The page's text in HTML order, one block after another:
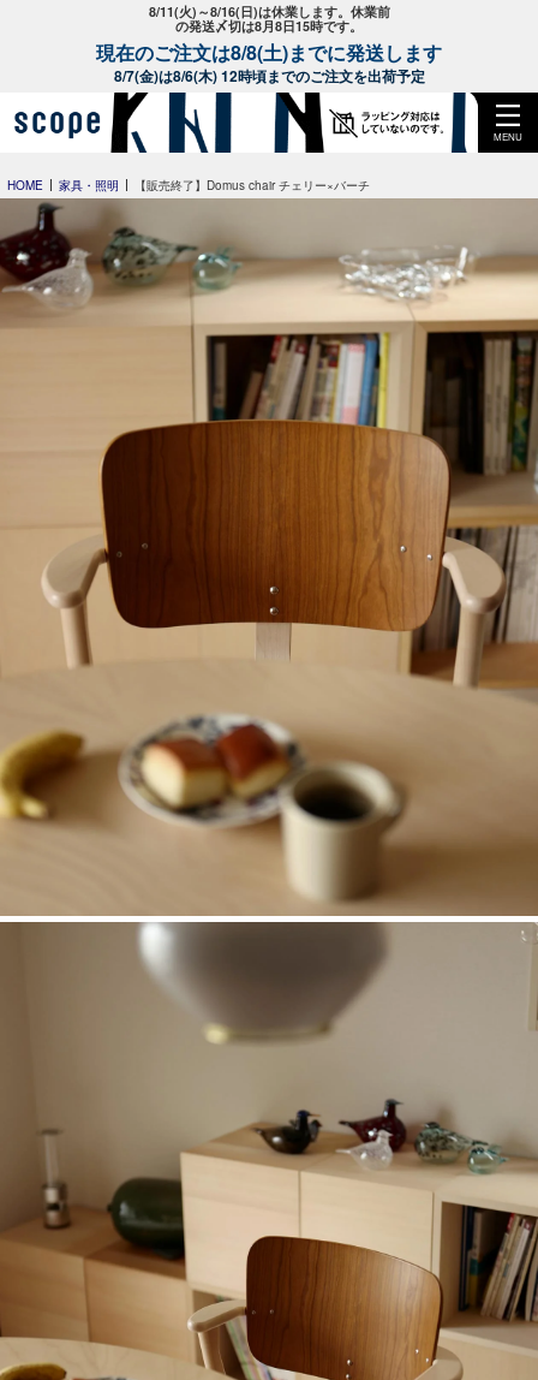
8/11(火)～8/16(日)は休業します。休業前
の発送〆切は8月8日15時です。
現在のご注文は8/8(土)までに発送します
8/7(金)は8/6(木) 12時頃までのご注文を出荷予定
MENU
HOME 家具・照明 【販売終了】Domus chair チェリー×バーチ